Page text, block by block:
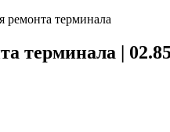
ремонта терминала
терминала |